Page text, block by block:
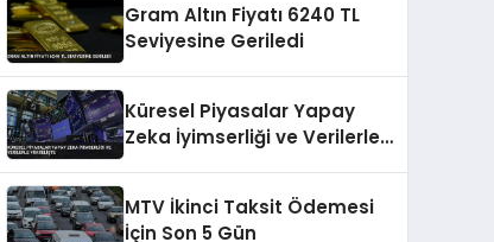
Gram Altın Fiyatı 6240 TL
Seviyesine Geriledi
Küresel Piyasalar Yapay
Zeka İyimserliği ve Verilerle
MTV İkinci Taksit Ödemesi
İçin Son 5 Gün